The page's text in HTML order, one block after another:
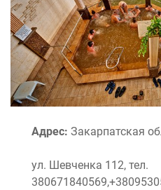
Адрес: Закарпатская
ул. Шевченка 112, тел.